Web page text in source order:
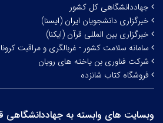
جهاددانشگاهی کل کشور
خبرگزاری دانشجویان ایران (ایسنا)
خبرگزاری بین المللی قرآن (ایکنا)
سامانه سلامت کشور - غربالگری و مراقبت کرونا
شرکت فناوری بن یاخته های رویان
فروشگاه کتاب شانزده
وبسایت های وابسته به جهاددانشگاهی